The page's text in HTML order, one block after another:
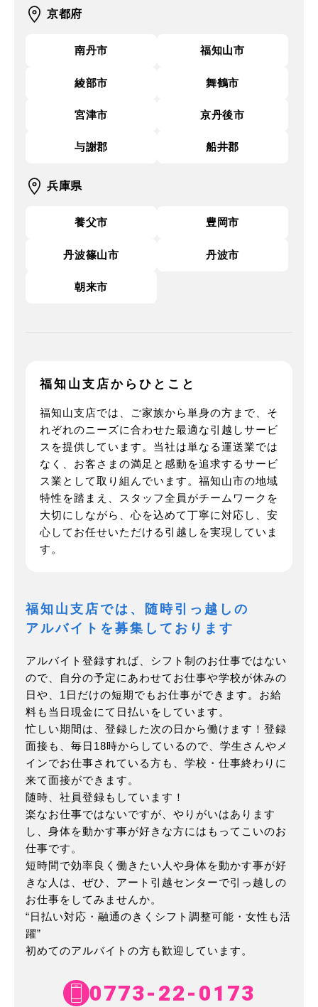
京都府
南丹市 福知山市
綾部市 舞鶴市
宮津市 京丹後市
与謝郡 船井郡
兵庫県
養父市 豊岡市
丹波篠山市 丹波市
朝来市
福知山支店から ひとこと
福知山支店では、ご家族から単身の方まで、そ
れぞれのニーズに合わせた最適な引越しサービ
スを提供しています。当社は単なる運送業では
なく、お客さまの満足と感動を追求するサービ
ス業として取り組んでいます。福知山市の地域
特性を踏まえ、スタッフ全員がチームワークを
大切にしながら、心を込めて丁寧に対応し、安
心してお任せいただける引越しを実現していま
す。
福知山支店では、随時引っ越しの
アルバイトを募集しております
アルバイト登録すれば、シフト制のお仕事ではない
ので、自分の予定にあわせてお仕事や学校が休みの
日や、 1日だけの短期でもお仕事ができます。お給
料も当日現金にて日払いをしています。
忙しい期間は、登録した次の日から働けます！登録
面接も、毎日18時からしているので、 学生さんやメ
インでお仕事されている方も、学校・仕事終わりに
来て面接ができます。
随時、社員登録もしています！
楽なお仕事ではないですが、やりがいはあります
し、身体を動かす事が好きな方にはもってこいのお
仕事です。
短時間で効率良く働きたい人や身体を動かす事が好
きな人は、ぜひ、アート引越センターで引っ越しの
お仕事をしてみませんか。
“日払い対応・融通のきくシフト調整可能・女性も活
躍”
初めてのアルバイトの方も歓迎しています。
0773-22-0173